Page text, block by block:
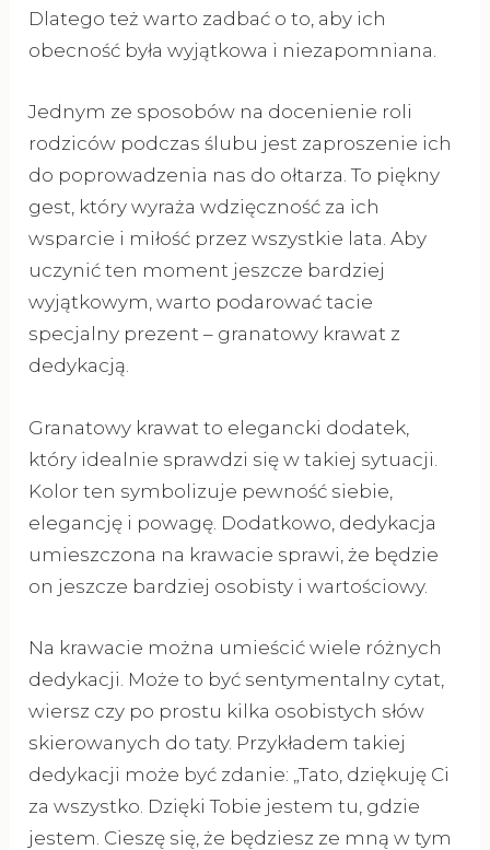
Dlatego też warto zadbać o to, aby ich
obecność była wyjątkowa i niezapomniana.
Jednym ze sposobów na docenienie roli
rodziców podczas ślubu jest zaproszenie ich
do poprowadzenia nas do ołtarza. To piękny
gest, który wyraża wdzięczność za ich
wsparcie i miłość przez wszystkie lata. Aby
uczynić ten moment jeszcze bardziej
wyjątkowym, warto podarować tacie
specjalny prezent – granatowy krawat z
dedykacją.
Granatowy krawat to elegancki dodatek,
który idealnie sprawdzi się w takiej sytuacji.
Kolor ten symbolizuje pewność siebie,
elegancję i powagę. Dodatkowo, dedykacja
umieszczona na krawacie sprawi, że będzie
on jeszcze bardziej osobisty i wartościowy.
Na krawacie można umieścić wiele różnych
dedykacji. Może to być sentymentalny cytat,
wiersz czy po prostu kilka osobistych słów
skierowanych do taty. Przykładem takiej
dedykacji może być zdanie: „Tato, dziękuję Ci
za wszystko. Dzięki Tobie jestem tu, gdzie
jestem. Cieszę się, że będziesz ze mną w tym